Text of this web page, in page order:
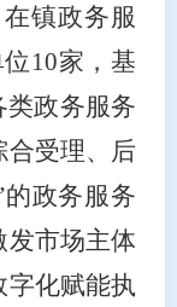
镇政务服
10家，基
类政务服务
合受理、后
政务服务
发市场主体
字化赋能执